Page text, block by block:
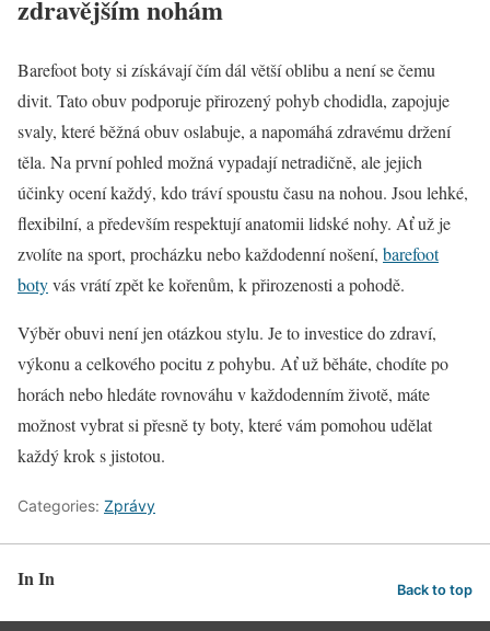
zdravějším nohám
Barefoot boty si získávají čím dál větší oblibu a není se čemu
divit. Tato obuv podporuje přirozený pohyb chodidla, zapojuje
svaly, které běžná obuv oslabuje, a napomáhá zdravému držení
těla. Na první pohled možná vypadají netradičně, ale jejich
účinky ocení každý, kdo tráví spoustu času na nohou. Jsou lehké,
flexibilní, a především respektují anatomii lidské nohy. Ať už je
zvolíte na sport, procházku nebo každodenní nošení, barefoot
botyvás vrátí zpět ke kořenům, k přirozenosti a pohodě.
Výběr obuvi není jen otázkou stylu. Je to investice do zdraví,
výkonu a celkového pocitu z pohybu. Ať už běháte, chodíte po
horách nebo hledáte rovnováhu v každodenním životě, máte
možnost vybrat si přesně ty boty, které vám pomohou udělat
každý krok s jistotou.
Categories: Zprávy
In In Back to top